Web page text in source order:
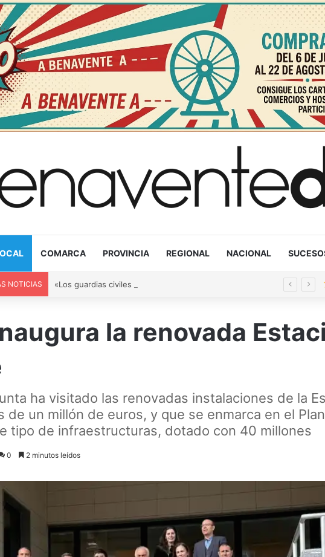
COMARCA PROVINCIA REGIONAL NACIONAL
NOTICIAS
la renovada
ha visitado las renovadas instalaciones de la
de un millón de euros, y que se enmarca en el
tipo de infraestructuras, dotado con 40 millones
0 2 minutos leídos